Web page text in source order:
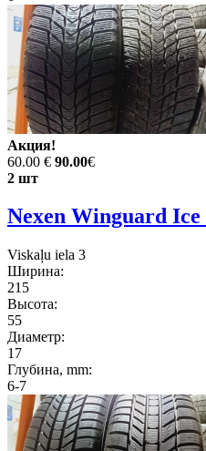
Акция!
60.00 € 90.00€
2 шт
Nexen Winguard Ice
Viskaļu iela 3
Ширина:
215
Высота:
55
Диаметр:
17
Глубина, mm:
6-7